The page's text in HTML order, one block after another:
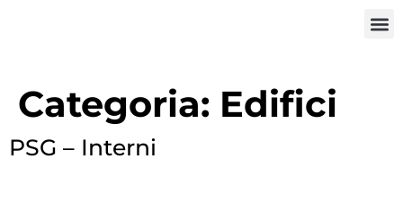
Categoria: Edifici
PSG – Interni